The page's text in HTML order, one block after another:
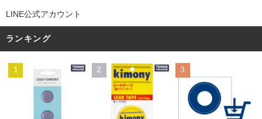
LINE公式アカウント
ランキング
1 2 3